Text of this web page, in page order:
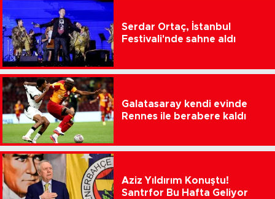
Serdar Ortaç, İstanbul
Festivali'nde sahne aldı
Galatasaray kendi evinde
Rennes ile berabere kaldı
Aziz Yıldırım Konuştu!
Santrfor Bu Hafta Geliyor